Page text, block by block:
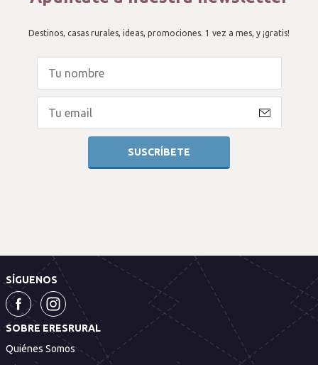
Destinos, casas rurales, ideas, promociones. 1 vez a mes, y ¡gratis!
SÍGUENOS
SOBRE ERESRURAL
Quiénes Somos